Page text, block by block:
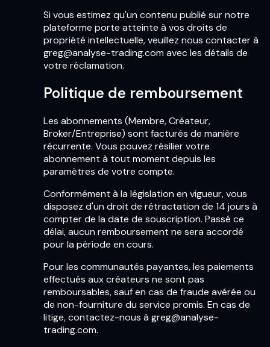
Si vous estimez qu'un contenu publié sur notre
plateforme porte atteinte à vos droits de
propriété intellectuelle, veuillez nous contacter à
greg@analyse-trading.com avec les détails de
votre réclamation.
Politique de remboursement
Les abonnements (Membre, Créateur,
Broker/Entreprise) sont facturés de manière
récurrente. Vous pouvez résilier votre
abonnement à tout moment depuis les
paramètres de votre compte.
Conformément à la législation en vigueur, vous
disposez d'un droit de rétractation de 14 jours à
compter de la date de souscription. Passé ce
délai, aucun remboursement ne sera accordé
pour la période en cours.
Pour les communautés payantes, les paiements
effectués aux créateurs ne sont pas
remboursables, sauf en cas de fraude avérée ou
de non-fourniture du service promis. En cas de
litige, contactez-nous à greg@analyse-
trading.com.